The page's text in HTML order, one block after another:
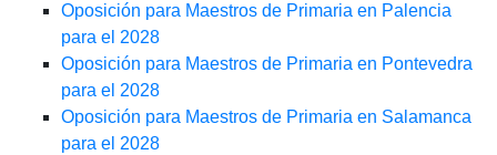
Oposición para Maestros de Primaria en Palencia
para el 2028
Oposición para Maestros de Primaria en Pontevedra
para el 2028
Oposición para Maestros de Primaria en Salamanca
para el 2028